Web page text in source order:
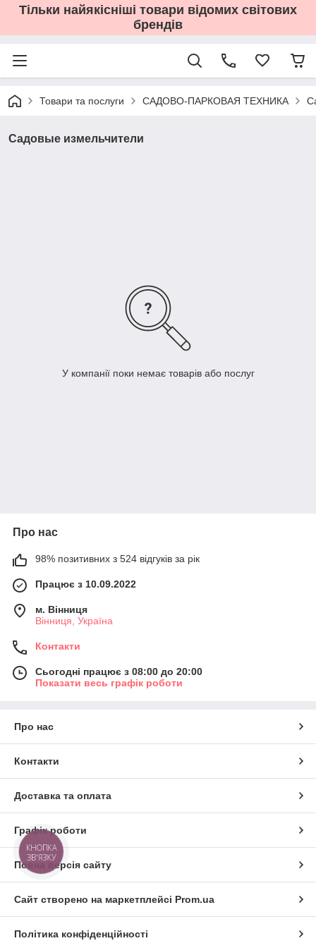
Тільки найякісніші товари відомих світових
брендів
Товари та послуги САДОВО-ПАРКОВАЯ ТЕХНИКА
Садовые измельчители
У компанії поки немає товарів або послуг
Про нас
98% позитивних з 524 відгуків за рік
Працює з 10.09.2022
м. Вінниця
Вінниця, Україна
Контакти
Сьогодні працює з 08:00 до 20:00
Показати весь графік роботи
Про нас
Контакти
Доставка та оплата
Графік роботи
Повна версія сайту
Сайт створено на маркетплейсі Prom.ua
Політика конфіденційності
КНОПКА
ЗВ'ЯЗКУ